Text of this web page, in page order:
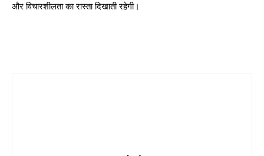
और विचारशीलता का रास्ता दिखाती रहेगी।